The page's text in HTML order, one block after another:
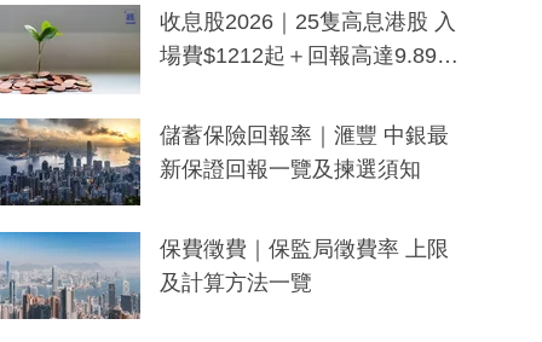
y及香港限定特調系列
收息股2026｜25隻高息港股 入
場費$1212起＋回報高達9.89
儲蓄保險回報率｜滙豐 中銀最
新保證回報一覽及揀選須知
保費徵費｜保監局徵費率 上限
及計算方法一覽